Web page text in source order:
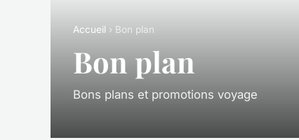
Accueil › Bon plan
Bon plan
Bons plans et promotions voyage